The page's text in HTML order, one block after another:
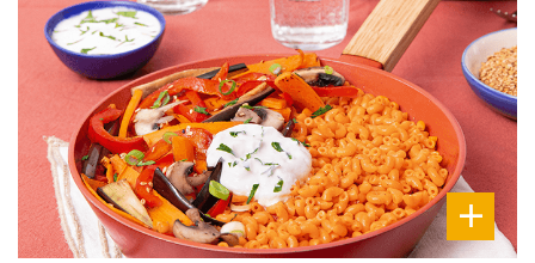
PRÉPARATION
45 Min